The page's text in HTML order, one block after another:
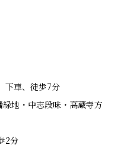
下車、徒歩7分
地・中志段味・高蔵寺方
2分